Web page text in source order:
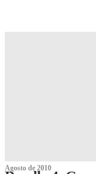
Agosto de 2010